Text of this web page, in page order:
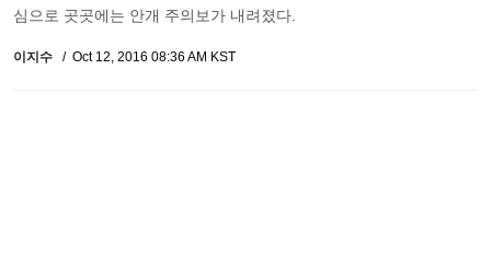
심으로 곳곳에는 안개 주의보가 내려졌다.
이지수 Oct 12, 2016 08:36 AM KST